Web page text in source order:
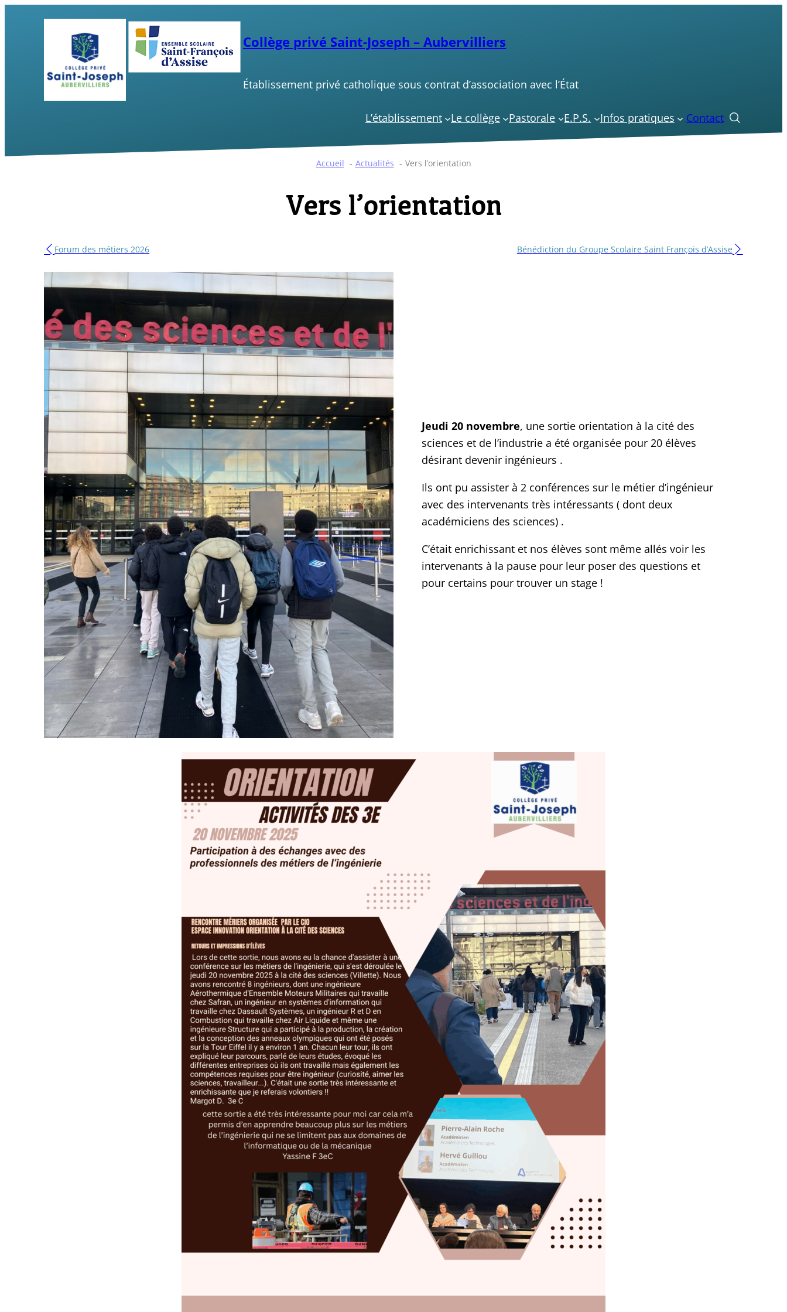
Collège privé Saint-Joseph – Aubervilliers
Établissement privé catholique sous contrat d’association avec l’État
L’établissement Le collège Pastorale E.P.S. Infos pratiques Contact 
Accueil Actualités Vers l’orientation
Vers l’orientation
Bénédiction du Groupe Scolaire Saint François d’Assise
Forum des métiers 2026
Jeudi 20 novembre, une sortie orientation à la cité des
sciences et de l’industrie a été organisée pour 20 élèves
désirant devenir ingénieurs .
Ils ont pu assister à 2 conférences sur le métier d’ingénieur
avec des intervenants très intéressants ( dont deux
académiciens des sciences) .
C’était enrichissant et nos élèves sont même allés voir les
intervenants à la pause pour leur poser des questions et
pour certains pour trouver un stage !